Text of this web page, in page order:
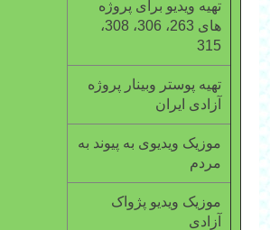
تهیه ویدیو برای پروژه
های 263، 306، 308،
315
تهیه پوستر وبینار پروژه
آزادی ایران
موزیک ویدیوی به پیوند به
مردم
موزیک ویدیو پژواک
آزادی